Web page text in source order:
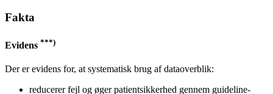
Fakta
Evidens ***)
Der er evidens for, at systematisk brug af dataoverblik:
reducerer fejl og øger patientsikkerhed gennem guideline-